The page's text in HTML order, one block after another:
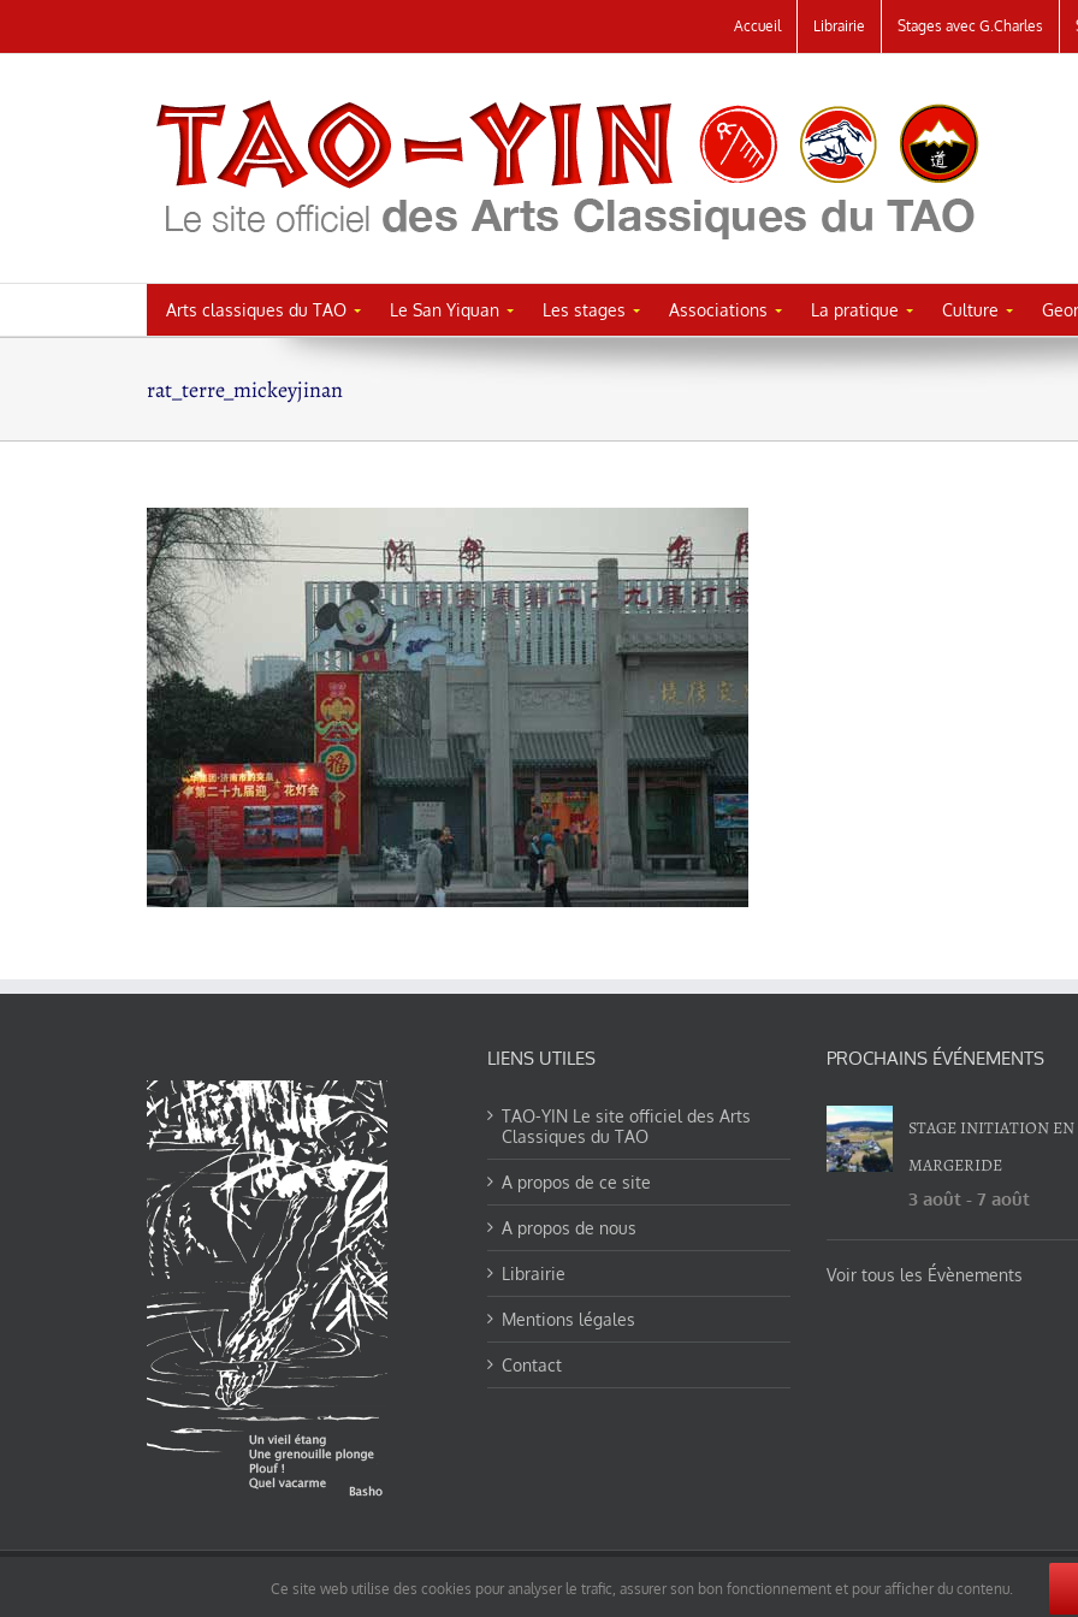
au
Accueil Librairie Stages avec G.Charles
Arts classiques du TAO Le San Yiquan Les stages Associations La pratique Culture
rat_terre_mickeyjinan
LIENS UTILES
TAO-YIN Le site officiel des Arts
Classiques du TAO
A propos de ce site
A propos de nous
Librairie
Mentions légales
Contact
PROCHAINS ÉVÉNEMENTS
STAGE INITIATION EN
MARGERIDE
3 août -7 août
Voir tous les Évènements
pages non comprise par cette licence).Ce site web utilise des cookies pour analyser le trafic, assurer son bon fonctionnement et pour afficher du contenu.